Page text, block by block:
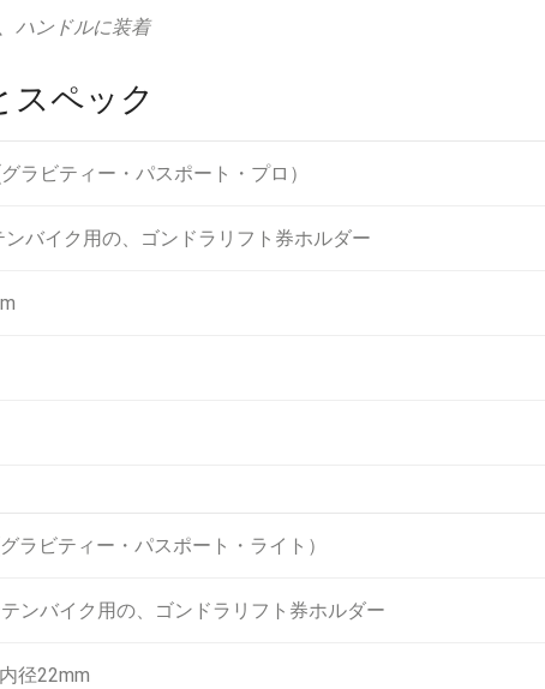
ハンドルに装着
スペック
ラビティー・パスポート・プロ）
バイク用の、ゴンドラリフト券ホルダー
ラビティー・パスポート・ライト）
ンバイク用の、ゴンドラリフト券ホルダー
径22mm